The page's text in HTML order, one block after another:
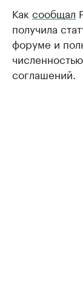
Как сообщал
получила
форуме и
соглашений.